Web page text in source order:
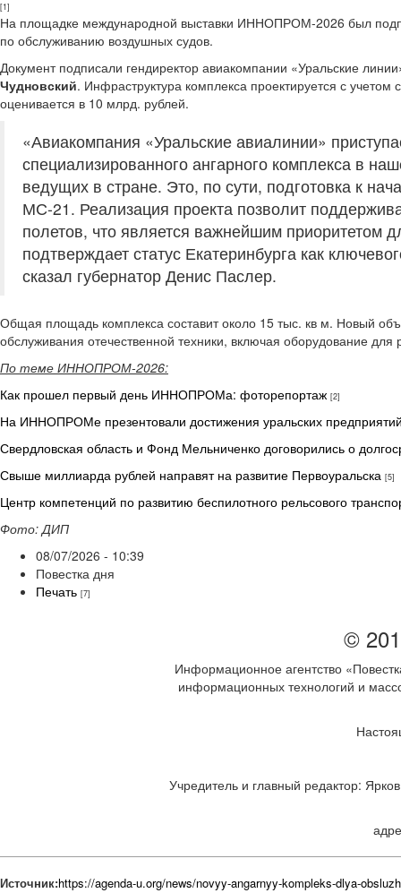
[1]
На площадке международной выставки ИННОПРОМ-2026 был
по обслуживанию воздушных судов.
Документ подписали гендиректор авиакомпании «Уральские
Чудновский. Инфраструктура комплекса проектируется с
оценивается в 10 млрд. рублей.
«Авиакомпания «Уральские авиалинии»
специализированного ангарного комплекса в
ведущих в стране. Это, по сути, подготовка к
МС‑21. Реализация проекта позволит
полетов, что является важнейшим приоритетом
подтверждает статус Екатеринбурга как
сказал губернатор Денис Паслер.
Общая площадь комплекса составит около 15 тыс. кв м. Новый
обслуживания отечественной техники, включая оборудование
По теме ИННОПРОМ-2026:
Как прошел первый день ИННОПРОМа: фоторепортаж [2]
На ИННОПРОМе презентовали достижения уральских
Свердловская область и Фонд Мельниченко договорились о
Свыше миллиарда рублей направят на развитие Первоуральска [5]
Центр компетенций по развитию беспилотного рельсового
Фото: ДИП
08/07/2026 - 10:39
Повестка дня
Печать [7]
©
Информационное агентство
информационных технологий и
Учредитель и главный редактор:
Источник:https://agenda-u.org/news/novyy-angarnyy-kompleks-dlya-